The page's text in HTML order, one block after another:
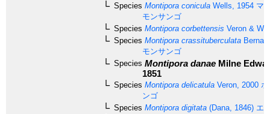
Species Montipora conicula Wells, 1954 マ
モンサンゴ
Species Montipora corbettensis Veron &
Species Montipora crassituberculata
モンサンゴ
Species Montipora danae Milne
1851
Species Montipora delicatula Veron, 2000
ンゴ
Species Montipora digitata (Dana, 1846) エ